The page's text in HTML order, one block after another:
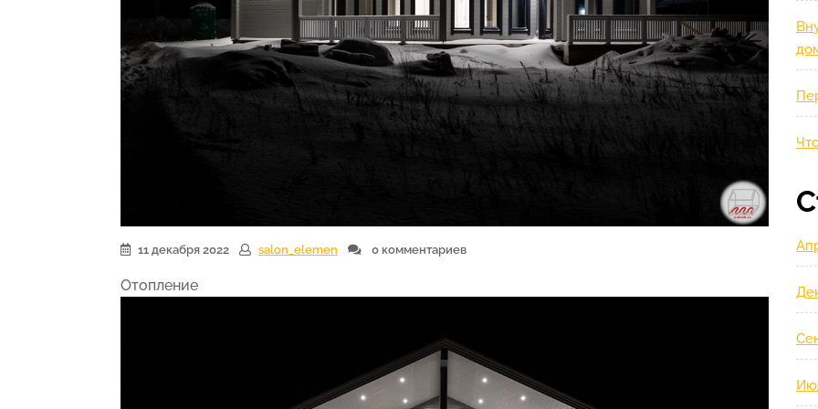
11 декабря 2022 salon_elemen 0 комментариев
Отопление